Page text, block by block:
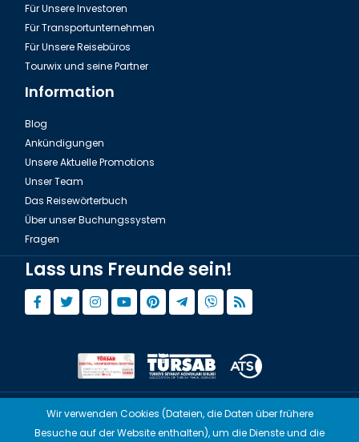
Für Unsere Investoren
Für Transportunternehmen
Für Unsere Reisebüros
Tourwix und seine Partner
Information
Blog
Ankündigungen
Unsere Aktuelle Promotions
Unser Team
Das Reisewörterbuch
Über unser Buchungssystem
Fragen
Lass uns Freunde sein!
© Copyright 2015 - 2026,Tourwix.de
Wir verwenden Cookies (Dateien, die Daten über frühere
Besuche auf der Website enthalten), um die Dienste und die